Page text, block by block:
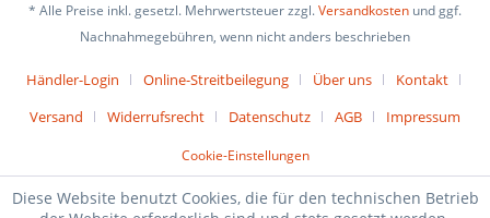
* Alle Preise inkl. gesetzl. Mehrwertsteuer zzgl.Versandkosten und ggf.
Nachnahmegebühren, wenn nicht anders beschrieben
Händler-Login Online-Streitbeilegung Über uns
Kontakt
Versand
Widerrufsrecht Datenschutz AGB Impressum
Cookie-Einstellungen
Diese Website benutzt Cookies, die für den technischen Betrieb